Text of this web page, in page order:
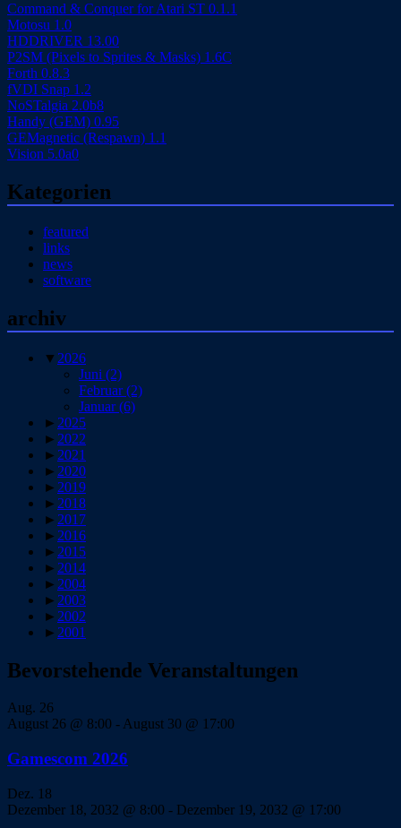
Command & Conquer for Atari ST 0.1.1
Motosu 1.0
HDDRIVER 13.00
P2SM (Pixels to Sprites & Masks) 1.6C
Forth 0.8.3
fVDI Snap 1.2
NoSTalgia 2.0b8
Handy (GEM) 0.95
GEMagnetic (Respawn) 1.1
Vision 5.0a0
Kategorien
featured
links
news
software
archiv
▼ 2026
Juni (2)
Februar(2)
Januar(6)
► 2025
► 2022
► 2021
► 2020
► 2019
► 2018
► 2017
► 2016
► 2015
► 2014
► 2004
► 2003
► 2002
► 2001
Bevorstehende Veranstaltungen
Aug. 26
August 26 @ 8:00 -August 30 @ 17:00
Gamescom 2026
Dez. 18
Dezember 18, 2032 @ 8:00 - Dezember 19, 2032 @ 17:00